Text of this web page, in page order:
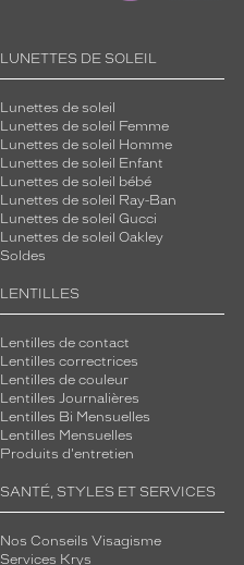
LUNETTES DE SOLEIL
Lunettes de soleil
Lunettes de soleil Femme
Lunettes de soleil Homme
Lunettes de soleil Enfant
Lunettes de soleil bébé
Lunettes de soleil Ray-Ban
Lunettes de soleil Gucci
Lunettes de soleil Oakley
Soldes
LENTILLES
Lentilles de contact
Lentilles correctrices
Lentilles de couleur
Lentilles Journalières
Lentilles Bi Mensuelles
Lentilles Mensuelles
Produits d'entretien
SANTÉ, STYLES ET SERVICES
Nos Conseils Visagisme
Services Krys